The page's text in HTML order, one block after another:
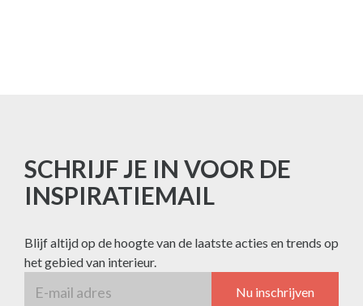
SCHRIJF JE IN VOOR DE
INSPIRATIEMAIL
Blijf altijd op de hoogte van de laatste acties en trends op
het gebied van interieur.
Nu inschrijven